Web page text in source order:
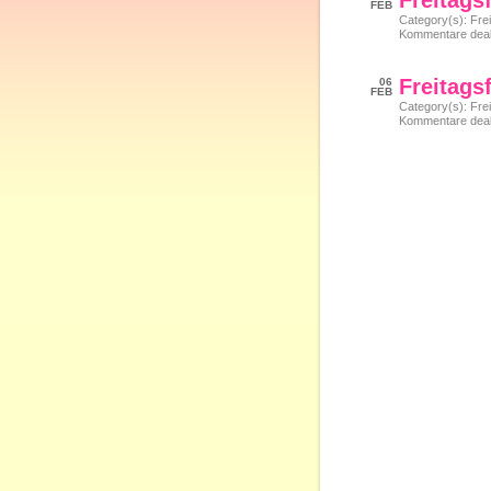
FEB
Category(s):
Kommentare
06
FEB
Category(s):
Kommentare